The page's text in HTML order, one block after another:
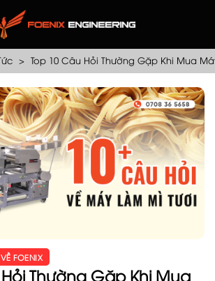
> Top 10 Câu Hỏi Thường Gặp Khi Mua
FOENIX
Thường Gặp Khi Mua